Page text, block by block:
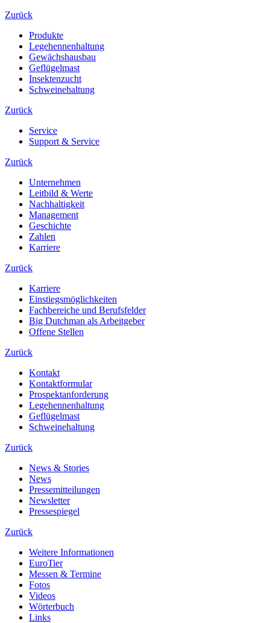
Zurück
Produkte
Legehennenhaltung
Gewächshausbau
Geflügelmast
Insektenzucht
Schweinehaltung
Zurück
Service
Support & Service
Zurück
Unternehmen
Leitbild & Werte
Nachhaltigkeit
Management
Geschichte
Zahlen
Karriere
Zurück
Karriere
Einstiegsmöglichkeiten
Fachbereiche und Berufsfelder
Big Dutchman als Arbeitgeber
Offene Stellen
Zurück
Kontakt
Kontaktformular
Prospektanforderung
Legehennenhaltung
Geflügelmast
Schweinehaltung
Zurück
News & Stories
News
Pressemitteilungen
Newsletter
Pressespiegel
Zurück
Weitere Informationen
EuroTier
Messen & Termine
Fotos
Videos
Wörterbuch
Links